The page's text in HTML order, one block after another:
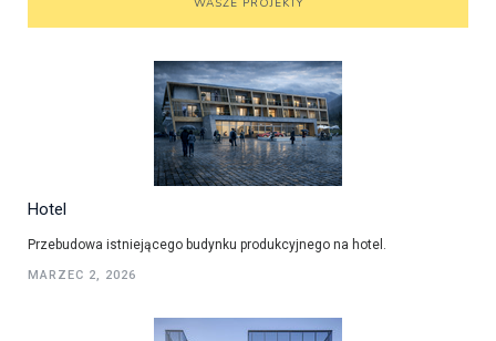
Hotel
Przebudowa istniejącego budynku produkcyjnego na hotel.
MARZEC 2, 2026